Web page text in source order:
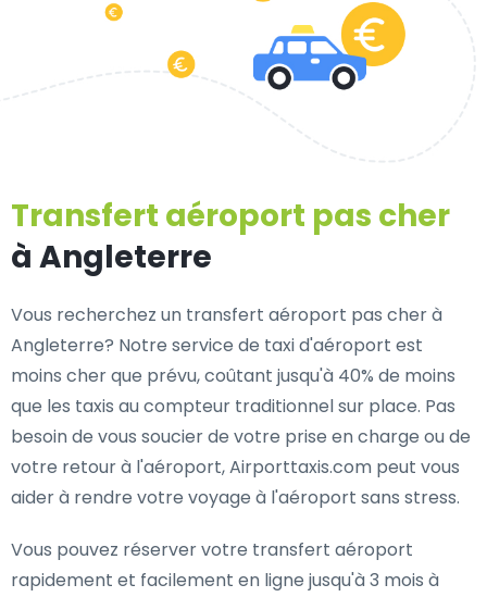
Transfert aéroport pas cher
à Angleterre
Vous recherchez un transfert aéroport pas cher à
Angleterre? Notre service de taxi d'aéroport est
moins cher que prévu, coûtant jusqu'à 40% de moins
que les taxis au compteur traditionnel sur place. Pas
besoin de vous soucier de votre prise en charge ou de
votre retour à l'aéroport, Airporttaxis.com peut vous
aider à rendre votre voyage à l'aéroport sans stress.
Vous pouvez réserver votre transfert aéroport
rapidement et facilement en ligne jusqu'à 3 mois à